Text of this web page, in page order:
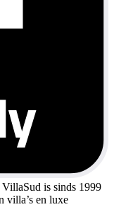
VillaSud is sinds 1999
villa’s en luxe